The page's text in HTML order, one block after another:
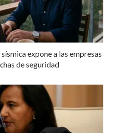
expone a las empresas
de seguridad